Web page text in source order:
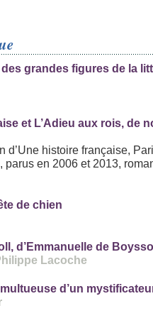
grandes figures de la
et L’Adieu aux rois, de
d’Une histoire française,
parus en 2006 et 2013,
de chien
d’Emmanuelle de
Lacoche
d’un